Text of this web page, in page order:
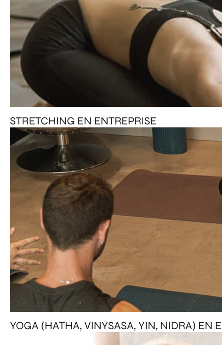
STRETCHING EN ENTREPRISE
YOGA (HATHA, VINYSASA, YIN, NIDRA) EN